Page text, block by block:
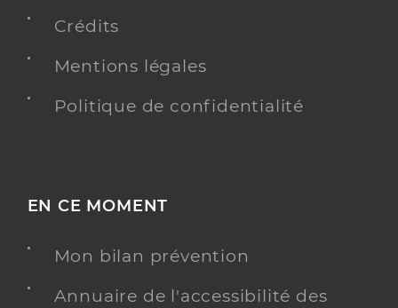
Crédits
Mentions légales
Politique de confidentialité
EN CE MOMENT
Mon bilan prévention
Annuaire de l'accessibilité des